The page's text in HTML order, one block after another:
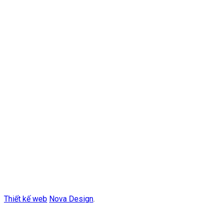
Thiết kế web Nova Design.